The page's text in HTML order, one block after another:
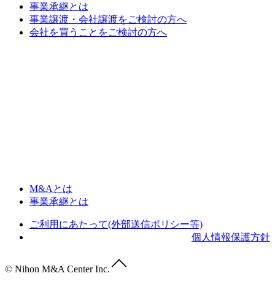
事業承継とは
事業譲渡・会社譲渡をご検討の方へ
会社を買うことをご検討の方へ
M&Aとは
事業承継とは
ご利用にあたって(外部送信ポリシー等)
個人情報保護方針
© Nihon M&A Center Inc.